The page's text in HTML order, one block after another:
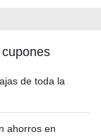
de toda la
ahorros en